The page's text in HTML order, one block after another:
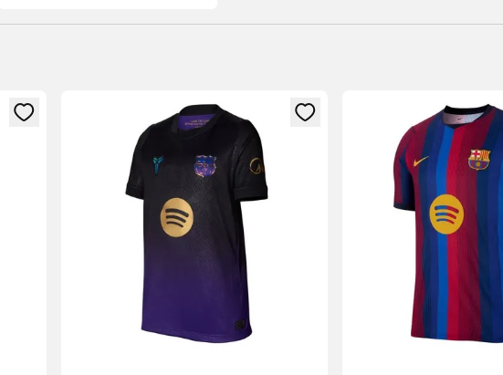
vagy a tagként való regisztrációhoz
Megnyit egy modált a bejelentkezéshez vagy a tagként való
Megnyit egy modált a